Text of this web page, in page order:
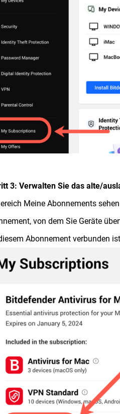
3: Verwalten Sie das alte/
Meine Abonnements
von dem Sie Geräte
Abonnement verbunden